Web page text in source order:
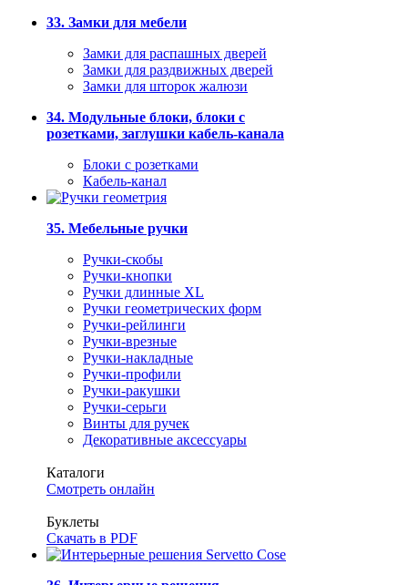
33. Замки для мебели
Замки для распашных дверей
Замки для раздвижных дверей
Замки для шторок жалюзи
34. Модульные блоки, блоки с
розетками, заглушки кабель-канала
Блоки с розетками
Кабель-канал
35. Мебельные ручки
Ручки-скобы
Ручки-кнопки
Ручки длинные XL
Ручки геометрических форм
Ручки-рейлинги
Ручки-врезные
Ручки-накладные
Ручки-профили
Ручки-ракушки
Ручки-серьги
Винты для ручек
Декоративные аксессуары
Каталоги
Смотреть онлайн
Буклеты
Скачать в PDF